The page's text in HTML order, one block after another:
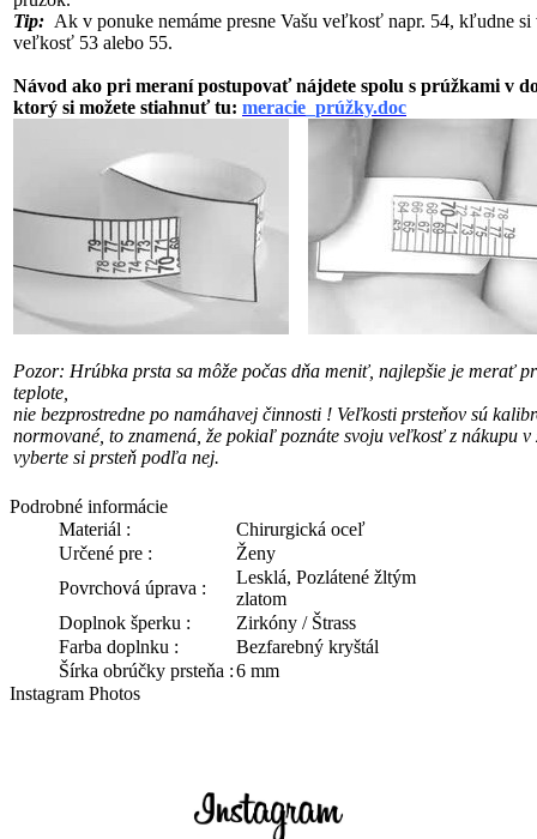
Tip: Ak v ponuke nemáme presne Vašu veľkosť napr. 54, kľudne si
veľkosť 53 alebo 55.
Návod ako pri meraní postupovať nájdete spolu s prúžkami v
ktorý si možete stiahnuť tu: meracie_prúžky.doc
Pozor: Hrúbka prsta sa môže počas dňa meniť, najlepšie je merať
teplote,
nie bezprostredne po namáhavej činnosti ! Veľkosti prsteňov sú
normované, to znamená, že pokiaľ poznáte svoju veľkosťz nákupu v
vyberte si prsteň podľa nej.
Podrobné informácie
Materiál :
Chirurgická oceľ
Určené pre :
Ženy
Povrchová úprava :
Lesklá, Pozlátené žltým
zlatom
Doplnok šperku :
Zirkóny / Štrass
Farba doplnku :
Bezfarebný kryštál
Šírka obrúčky prsteňa :6 mm
Instagram Photos